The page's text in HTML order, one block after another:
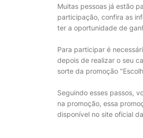
Muitas pessoas já estão
participação, confira as
ter a oportunidade de
Para participar é
depois de realizar o seu
sorte da promoção
Seguindo esses passos,
na promoção, essa
disponível no site oficial